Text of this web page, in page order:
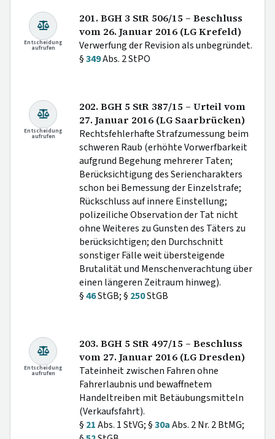
Entscheidung
aufrufen
201. BGH 3 StR 506/15 – Beschluss
vom 26. Januar 2016 (LG Krefeld)
Verwerfung der Revision als unbegründet.
§349Abs. 2 StPO
Entscheidung
aufrufen
202. BGH 5 StR 387/15 – Urteil vom
27. Januar 2016 (LG Saarbrücken)
Rechtsfehlerhafte Strafzumessung beim
schweren Raub (erhöhte Vorwerfbarkeit
aufgrund Begehung mehrerer Taten;
Berücksichtigung des Seriencharakters
schon bei Bemessung der Einzelstrafe;
Rückschluss auf innere Einstellung;
polizeiliche Observation der Tat nicht
ohne Weiteres zu Gunsten des Täters zu
berücksichtigen; den Durchschnitt
sonstiger Fälle weit übersteigende
Brutalität und Menschenverachtung über
einen längeren Zeitraum hinweg).
§46StGB; § 250StGB
Entscheidung
aufrufen
203. BGH 5 StR 497/15 – Beschluss
vom 27. Januar 2016 (LG Dresden)
Tateinheit zwischen Fahren ohne
Fahrerlaubnis und bewaffnetem
Handeltreiben mit Betäubungsmitteln
(Verkaufsfahrt).
§ 21Abs. 1 StVG; §30aAbs. 2 Nr. 2 BtMG;